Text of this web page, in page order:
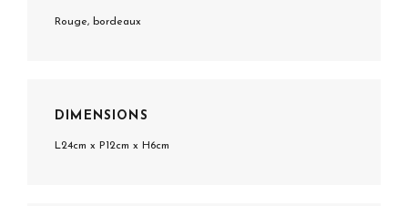
Rouge, bordeaux
DIMENSIONS
L24cm x P12cm x H6cm